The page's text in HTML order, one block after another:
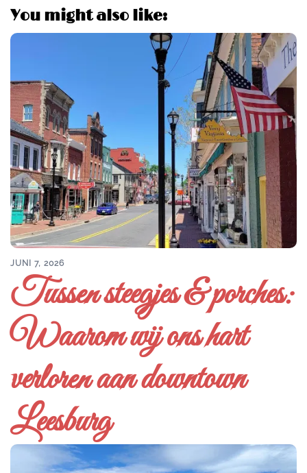
You might also like:
JUNI 7, 2026
Tussen steegjes & porches:
Waarom wij ons hart
verloren aan downtown
Leesburg